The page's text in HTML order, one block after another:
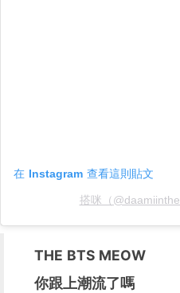
在 Instagram 查看這則貼文
搭咪（
THE BTS MEOW
你跟上潮流了嗎